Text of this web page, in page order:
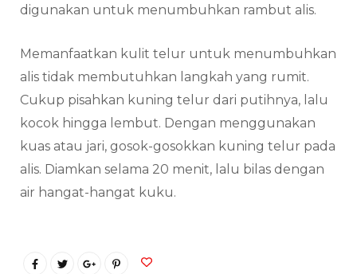
digunakan untuk menumbuhkan rambut alis.
Memanfaatkan kulit telur untuk menumbuhkan
alis tidak membutuhkan langkah yang rumit.
Cukup pisahkan kuning telur dari putihnya, lalu
kocok hingga lembut. Dengan menggunakan
kuas atau jari, gosok-gosokkan kuning telur pada
alis. Diamkan selama 20 menit, lalu bilas dengan
air hangat-hangat kuku.